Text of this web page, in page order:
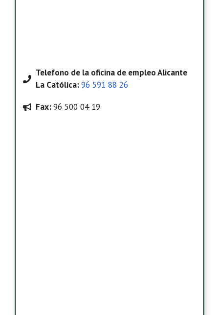
Telefono de la oficina de empleo Alicante
La Católica:96 591 88 26
Fax:96 500 04 19